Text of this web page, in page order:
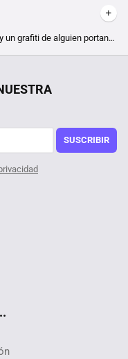
Leyendas de CSGO: por qué en Dust2 hay un grafiti de alguien portando cuatro AWP (que no vas a volver a ver)
Se desploma el precio de uno de los RPG de mundo abierto más exitosos de Steam con 90% de reseñas positivas
SUSCRIBIR